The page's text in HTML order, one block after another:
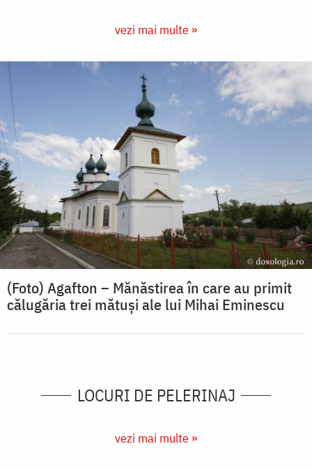
vezi mai multe »
(Foto) Agafton – Mănăstirea în care au primit
călugăria trei mătuși ale lui Mihai Eminescu
LOCURI DE PELERINAJ
vezi mai multe »